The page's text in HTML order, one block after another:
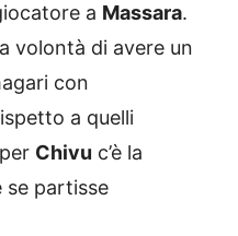
a Massara.
volontà di avere un
con
a quelli
Chivu c’è la
se partisse